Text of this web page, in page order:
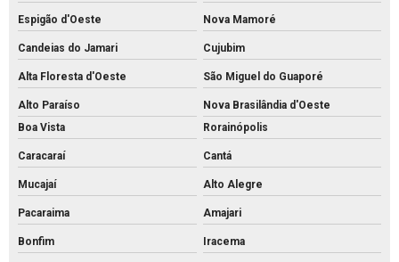
Espigão d'Oeste Nova Mamoré
Candeias do Jamari Cujubim
Alta Floresta d'Oeste São Miguel do Guaporé
Alto Paraíso
Nova Brasilândia d'Oeste
Boa Vista
Rorainópolis
Caracaraí Cantá
Mucajaí Alto Alegre
Pacaraima Amajari
Bonfim Iracema